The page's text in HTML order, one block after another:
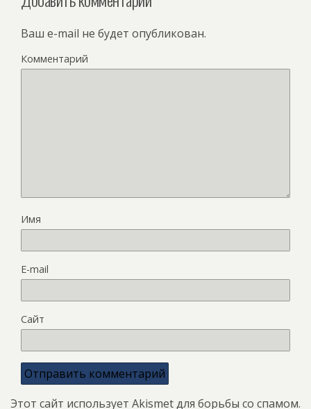
Ваш e-mail не будет опубликован.
Комментарий
Имя
E-mail
Сайт
Этот сайт использует Akismet для борьбы со спамом.